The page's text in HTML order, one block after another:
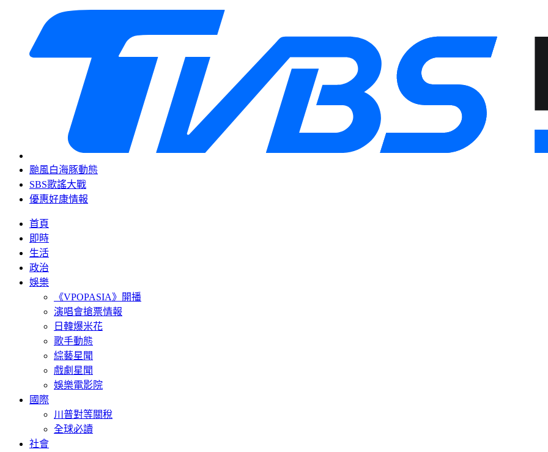
颱風白海豚動態
SBS歌謠大戰
優惠好康情報
首頁
即時
生活
政治
娛樂
《VPOPASIA》開播
演唱會搶票情報
日韓爆米花
歌手動態
綜藝星聞
戲劇星聞
娛樂電影院
國際
川普對等關稅
全球必讀
社會